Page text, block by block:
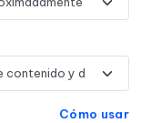
Cómo usar